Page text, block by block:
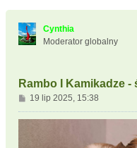
Cynthia
Moderator globalny
Rambo I Kamikadze
P
o
19 lip 2025, 15:38